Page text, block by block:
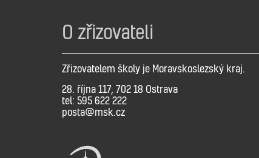
O zřizovateli
Zřizovatelem školy je Moravskoslezský kraj.
28. října 117, 702 18 Ostrava
tel: 595 622 222
posta@msk.cz